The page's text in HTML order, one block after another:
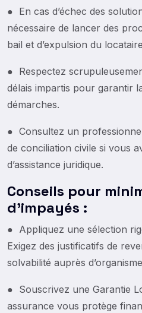
● En cas d’échec des
nécessaire de lancer des
bail et d’expulsion du
● Respectez
délais impartis pour garantir
démarches.
● Consultez un
de conciliation civile si vous
d’assistance juridique.
Conseils pour
d’impayés :
● Appliquez une sélection
Exigez des justificatifs de
solvabilité auprès
● Souscrivez une Garantie
assurance vous protège